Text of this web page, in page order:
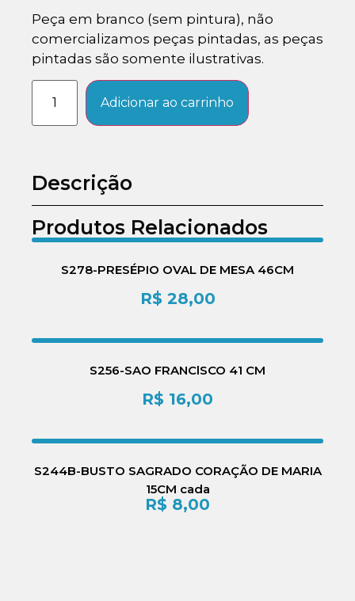
Peça em branco (sem pintura), não
comercializamos peças pintadas, as peças
pintadas são somente ilustrativas.
Adicionar ao carrinho
Descrição
Produtos Relacionados
S278-PRESÉPIO OVAL DE MESA 46CM
R$28,00
S256-SAO FRANClSCO 41 CM
R$ 16,00
S244B-BUSTO SAGRADO CORAÇÃO DE MARIA
15CM cada
R$ 8,00